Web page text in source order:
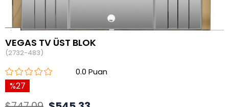
VEGAS TV ÜST BLOK
(2732-483)
0.0
27